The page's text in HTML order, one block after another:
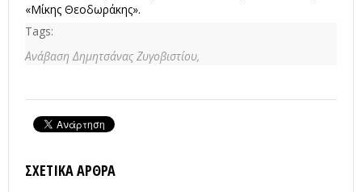
«Μίκης Θεοδωράκης».
Tags:
Ανάβαση Δημητσάνας Ζυγοβιστίου,
ΣΧΕΤΙΚΆ ΆΡΘΡΑ